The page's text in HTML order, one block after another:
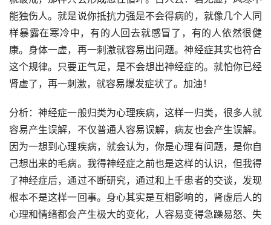
能独伤人。就是说你抵抗力强是不会得病的，就像几个人同
样暴露在寒冷中，有的人回去就感冒了，有的人依然很健
康。身体一虚，再一刺激就容易出问题。神经症其实也符合
这个规律。只要正气足，是不会想出神经症的。就怕你已经
肾虚了，再一刺激，就容易爆发症状了。加油！
分析：神经症一般归类为心理疾病，这样一归类，很多人就
容易产生误解，不仅普通人容易误解，病友也会产生误解。
因为一想到心理疾病，就会认为，你是心理有问题，是你自
己想出来的毛病。我得神经症之前也是这样的认识，但我得
了神经症后，通过不断研究，通过和上千患者的交谈，发现
根本不是这样一回事。身心其实是互相影响的，肾虚后人的
心理和情绪都会产生极大的变化，人容易变得急躁易怒、失